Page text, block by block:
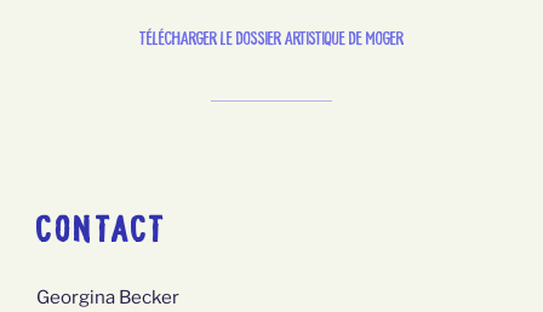
télécharger le dossier artistique de Moger
CONTACT
Georgina Becker